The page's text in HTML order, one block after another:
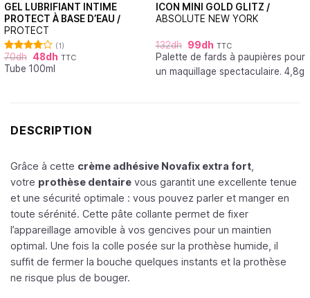
GEL LUBRIFIANT INTIME
PROTECT À BASE D’EAU /
PROTECT
Note
4.00sur
(1)
70dh 48dh TTC
Tube 100ml
ICON MINI GOLD GLITZ /
ABSOLUTE NEW YORK
132dh 99dh TTC
Palette de fards à paupières pour
un maquillage spectaculaire. 4,8g
DESCRIPTION
Grâce à cette crème adhésive Novafix extra fort
votre prothèse dentaire vous garantit une excellente tenue
et une sécurité optimale : vous pouvez parler et manger en
toute sérénité. Cette pâte collante permet de fixer
l’appareillage amovible à vos gencives pour un maintien
optimal. Une fois la colle posée sur la prothèse humide, il
suffit de fermer la bouche quelques instants et la prothèse
ne risque plus de bouger.